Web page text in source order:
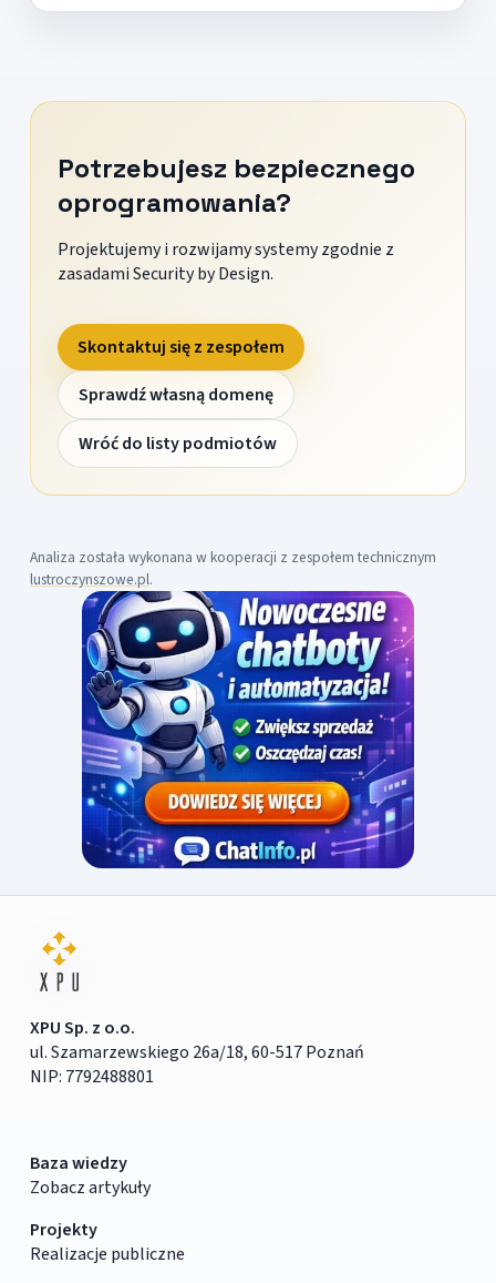
Potrzebujesz bezpiecznego
oprogramowania?
Projektujemy i rozwijamy systemy zgodnie z
zasadami Security by Design.
Skontaktuj się z zespołem
Sprawdź własną domenę
Wróć do listy podmiotów
Analiza została wykonana w kooperacji z zespołem technicznym
lustroczynszowe.pl.
XPU Sp. z o.o.
ul. Szamarzewskiego 26a/18, 60-517 Poznań
NIP: 7792488801
Baza wiedzy
Zobacz artykuły
Projekty
Realizacje publiczne